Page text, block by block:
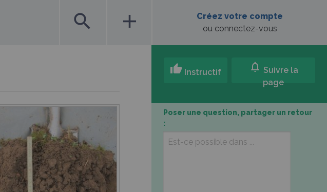
search add
Créez votre compte
ou connectez-vous
thumb_up Instructif notifications Suivre la
page
Poser une question, partager un retour
: